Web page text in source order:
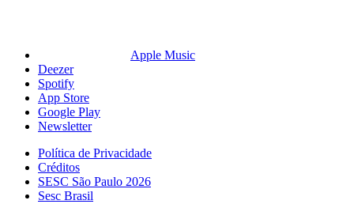
Apple Music
Deezer
Spotify
App Store
Google Play
Newsletter
Política de Privacidade
Créditos
SESC São Paulo 2026
Sesc Brasil